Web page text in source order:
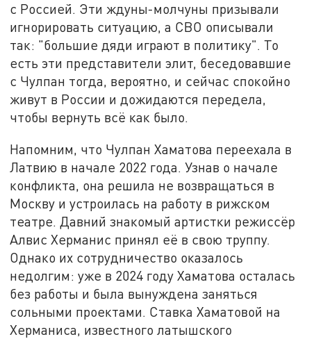
с Россией. Эти ждуны-молчуны призывали
игнорировать ситуацию, а СВО описывали
так: "большие дяди играют в политику". То
есть эти представители элит, беседовавшие
с Чулпан тогда, вероятно, и сейчас спокойно
живут в России и дожидаются передела,
чтобы вернуть всё как было.
Напомним, что Чулпан Хаматова переехала в
Латвию в начале 2022 года. Узнав о начале
конфликта, она решила не возвращаться в
Москву и устроилась на работу в рижском
театре. Давний знакомый артистки режиссёр
Алвис Херманис принял её в свою труппу.
Однако их сотрудничество оказалось
недолгим: уже в 2024 году Хаматова осталась
без работы и была вынуждена заняться
сольными проектами. Ставка Хаматовой на
Херманиса, известного латышского